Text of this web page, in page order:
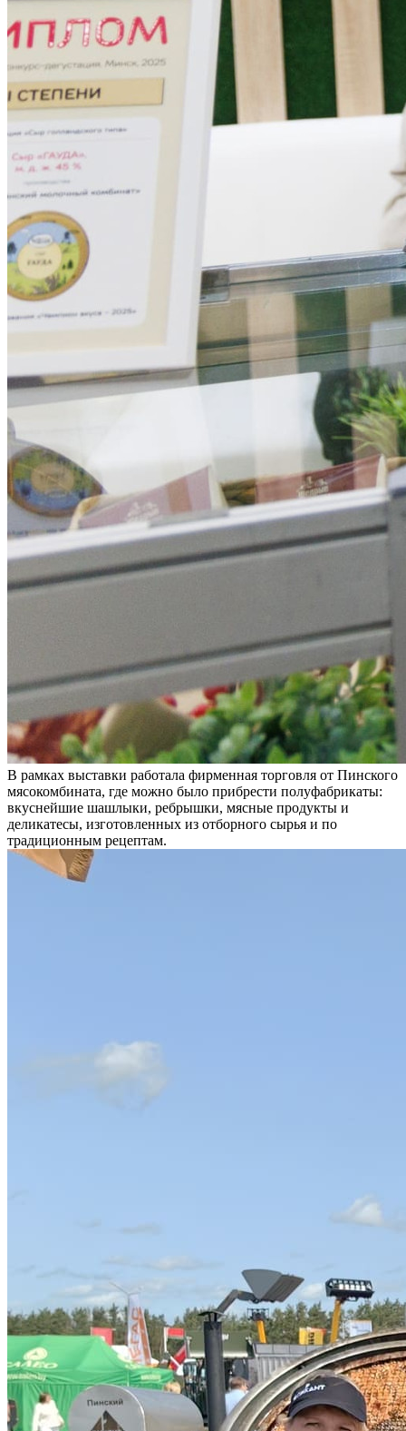
В рамках выставки работала фирменная торговля от Пинского
мясокомбината, где можно было прибрести полуфабрикаты:
вкуснейшие шашлыки, ребрышки, мясные продукты и
деликатесы, изготовленных из отборного сырья и по
традиционным рецептам.